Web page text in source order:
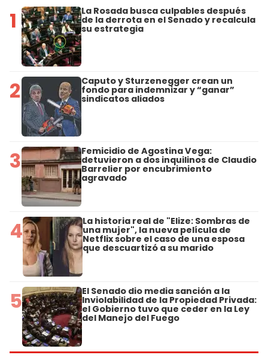
1 La Rosada busca culpables después
de la derrota en el Senado y recalcula
su estrategia
2 Caputo y Sturzenegger crean un
fondo para indemnizar y “ganar”
sindicatos aliados
3 Femicidio de Agostina Vega:
detuvieron a dos inquilinos de Claudio
Barrelier por encubrimiento
agravado
4 La historia real de "Elize: Sombras de
una mujer", la nueva película de
Netflix sobre el caso de una esposa
que descuartizó a su marido
5 El Senado dio media sanción a la
Inviolabilidad de la Propiedad Privada:
el Gobierno tuvo que ceder en la Ley
del Manejo del Fuego